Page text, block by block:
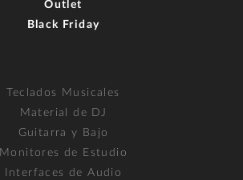
Outlet
Black Friday
Teclados Musicales
Material de DJ
Guitarra y Bajo
Monitores de Estudio
Interfaces de Audio